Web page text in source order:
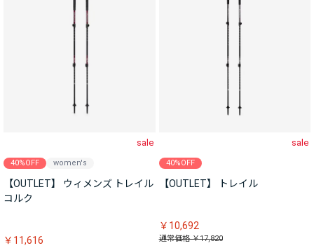
sale
40%OFF women's
【OUTLET】 ウィメンズ トレイル
コルク
￥11,616
sale
40%OFF
【OUTLET】 トレイル
￥10,692
通常価格 ￥17,820